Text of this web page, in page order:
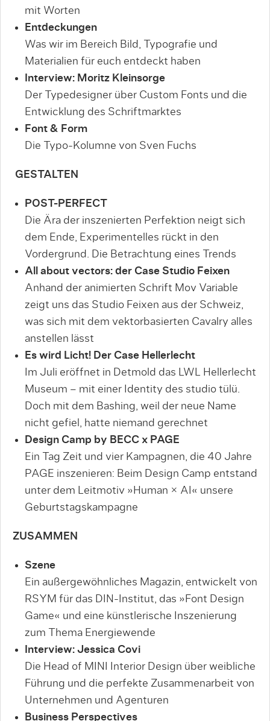
mit Worten
Entdeckungen
Was wir im Bereich Bild, Typografie und
Materialien für euch entdeckt haben
Interview: Moritz Kleinsorge
Der Typedesigner über Custom Fonts und die
Entwicklung des Schriftmarktes
Font & Form
Die Typo-Kolumne von Sven Fuchs
GESTALTEN
POST-PERFECT
Die Ära der inszenierten Perfektion neigt sich
dem Ende, Experimentelles rückt in den
Vordergrund. Die Betrachtung eines Trends
All about vectors: der Case Studio Feixen
Anhand der animierten Schrift Mov Variable
zeigt uns das Studio Feixen aus der Schweiz,
was sich mit dem vektorbasierten Cavalry alles
anstellen lässt
Es wird Licht! Der Case Hellerlecht
Im Juli eröffnet in Detmold das LWL Hellerlecht
Museum – mit einer Identity des studio tülü.
Doch mit dem Bashing, weil der neue Name
nicht gefiel, hatte niemand gerechnet
Design Camp by BECC x PAGE
Ein Tag Zeit und vier Kampagnen, die 40 Jahre
PAGE inszenieren: Beim Design Camp entstand
unter dem Leitmotiv »Human × AI« unsere
Geburtstagskampagne
ZUSAMMEN
Szene
Ein außergewöhnliches Magazin, entwickelt von
RSYM für das DIN-Institut, das »Font Design
Game« und eine künstlerische Inszenierung
zum Thema Energiewende
Interview: Jessica Covi
Die Head of MINI Interior Design über weibliche
Führung und die perfekte Zusammenarbeit von
Unternehmen und Agenturen
Business Perspectives